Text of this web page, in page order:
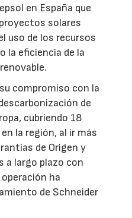
en España que
solares
uso de los recursos
la eficiencia de la
compromiso con la
de
cubriendo 18
la región, al ir más
de Origen y
a largo plazo con
ha
de Schneider